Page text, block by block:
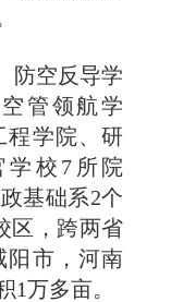
防空反导学
管领航学
程学院、研
学校7所院
基础系2个
区，跨两省
阳市，河南
1万多亩。